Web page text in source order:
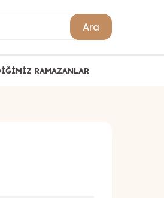
Ara
RAMAZANLAR